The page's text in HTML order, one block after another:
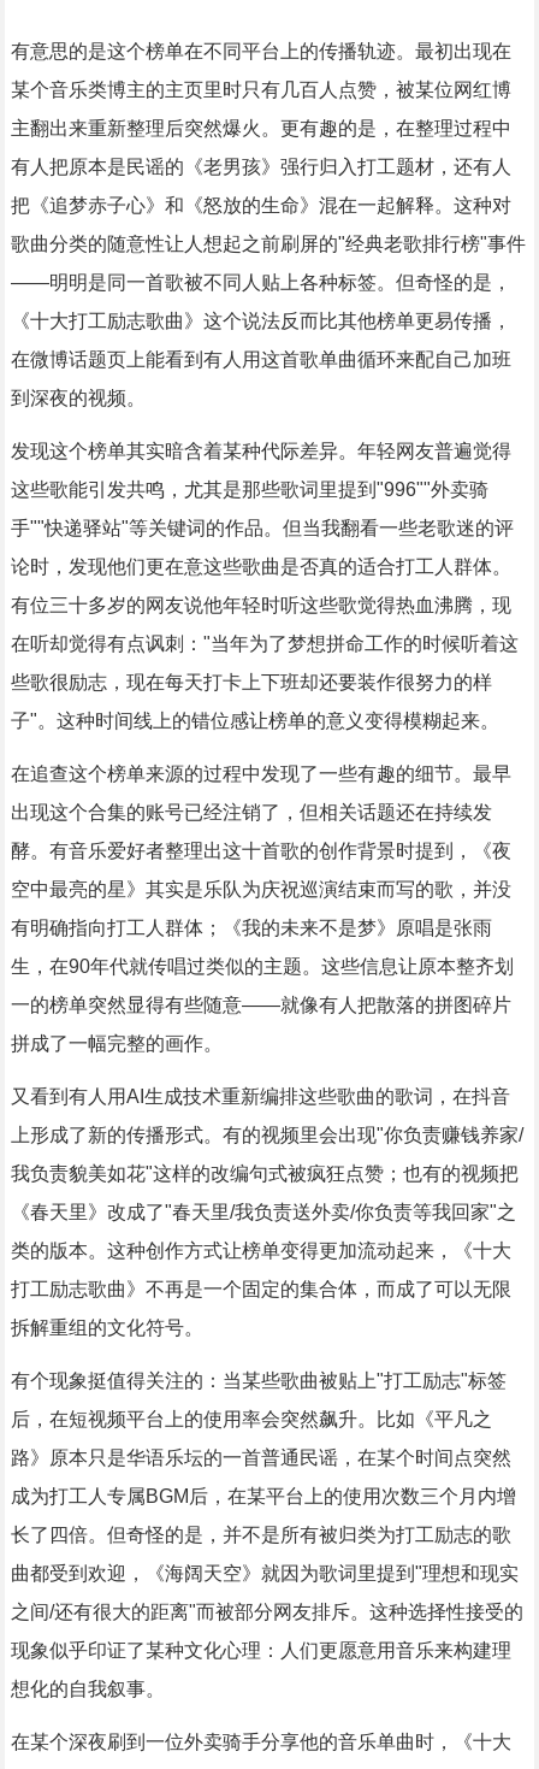
有意思的是这个榜单在不同平台上的传播轨迹。最初出现在
某个音乐类博主的主页里时只有几百人点赞，被某位网红博
主翻出来重新整理后突然爆火。更有趣的是，在整理过程中
有人把原本是民谣的《老男孩》强行归入打工题材，还有人
把《追梦赤子心》和《怒放的生命》混在一起解释。这种对
歌曲分类的随意性让人想起之前刷屏的"经典老歌排行榜"事件
——明明是同一首歌被不同人贴上各种标签。但奇怪的是，
《十大打工励志歌曲》这个说法反而比其他榜单更易传播，
在微博话题页上能看到有人用这首歌单曲循环来配自己加班
到深夜的视频。
发现这个榜单其实暗含着某种代际差异。年轻网友普遍觉得
这些歌能引发共鸣，尤其是那些歌词里提到"996""外卖骑
手""快递驿站"等关键词的作品。但当我翻看一些老歌迷的评
论时，发现他们更在意这些歌曲是否真的适合打工人群体。
有位三十多岁的网友说他年轻时听这些歌觉得热血沸腾，现
在听却觉得有点讽刺："当年为了梦想拼命工作的时候听着这
些歌很励志，现在每天打卡上下班却还要装作很努力的样
子"。这种时间线上的错位感让榜单的意义变得模糊起来。
在追查这个榜单来源的过程中发现了一些有趣的细节。最早
出现这个合集的账号已经注销了，但相关话题还在持续发
酵。有音乐爱好者整理出这十首歌的创作背景时提到，《夜
空中最亮的星》其实是乐队为庆祝巡演结束而写的歌，并没
有明确指向打工人群体；《我的未来不是梦》原唱是张雨
生，在90年代就传唱过类似的主题。这些信息让原本整齐划
一的榜单突然显得有些随意——就像有人把散落的拼图碎片
拼成了一幅完整的画作。
又看到有人用AI生成技术重新编排这些歌曲的歌词，在抖音
上形成了新的传播形式。有的视频里会出现"你负责赚钱养家/
我负责貌美如花"这样的改编句式被疯狂点赞；也有的视频把
《春天里》改成了"春天里/我负责送外卖/你负责等我回家"之
类的版本。这种创作方式让榜单变得更加流动起来，《十大
打工励志歌曲》不再是一个固定的集合体，而成了可以无限
拆解重组的文化符号。
有个现象挺值得关注的：当某些歌曲被贴上"打工励志"标签
后，在短视频平台上的使用率会突然飙升。比如《平凡之
路》原本只是华语乐坛的一首普通民谣，在某个时间点突然
成为打工人专属BGM后，在某平台上的使用次数三个月内增
长了四倍。但奇怪的是，并不是所有被归类为打工励志的歌
曲都受到欢迎，《海阔天空》就因为歌词里提到"理想和现实
之间/还有很大的距离"而被部分网友排斥。这种选择性接受的
现象似乎印证了某种文化心理：人们更愿意用音乐来构建理
想化的自我叙事。
在某个深夜刷到一位外卖骑手分享他的音乐单曲时，《十大